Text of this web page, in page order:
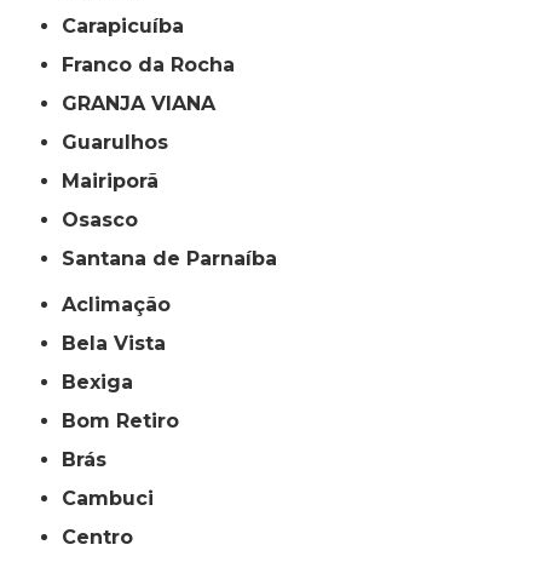
Carapicuíba
Franco da Rocha
GRANJA VIANA
Guarulhos
Mairiporã
Osasco
Santana de Parnaíba
Aclimação
Bela Vista
Bexiga
Bom Retiro
Brás
Cambuci
Centro